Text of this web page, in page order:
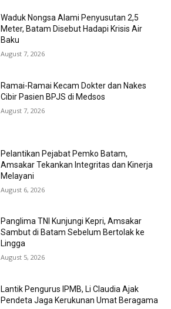
Waduk Nongsa Alami Penyusutan 2,5
Meter, Batam Disebut Hadapi Krisis Air
Baku
August 7, 2026
Ramai-Ramai Kecam Dokter dan Nakes
Cibir Pasien BPJS di Medsos
August 7, 2026
Pelantikan Pejabat Pemko Batam,
Amsakar Tekankan Integritas dan Kinerja
Melayani
August 6, 2026
Panglima TNI Kunjungi Kepri, Amsakar
Sambut di Batam Sebelum Bertolak ke
Lingga
August 5, 2026
Lantik Pengurus IPMB, Li Claudia Ajak
Pendeta Jaga Kerukunan Umat Beragama